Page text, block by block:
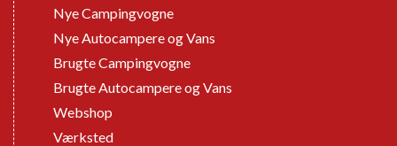
Nye Campingvogne
Nye Autocampere og Vans
Brugte Campingvogne
Brugte Autocampere og Vans
Webshop
Værksted